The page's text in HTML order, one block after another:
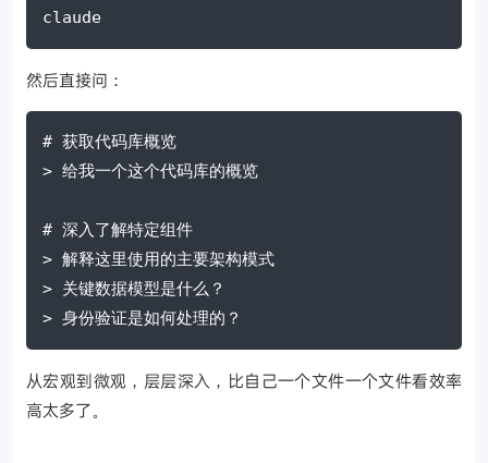
claude
然后直接问：
# 获取代码库概览
> 给我一个这个代码库的概览
# 深入了解特定组件
> 解释这里使用的主要架构模式
> 关键数据模型是什么？
> 身份验证是如何处理的？
从宏观到微观，层层深入，比自己一个文件一个文件看效率
高太多了。